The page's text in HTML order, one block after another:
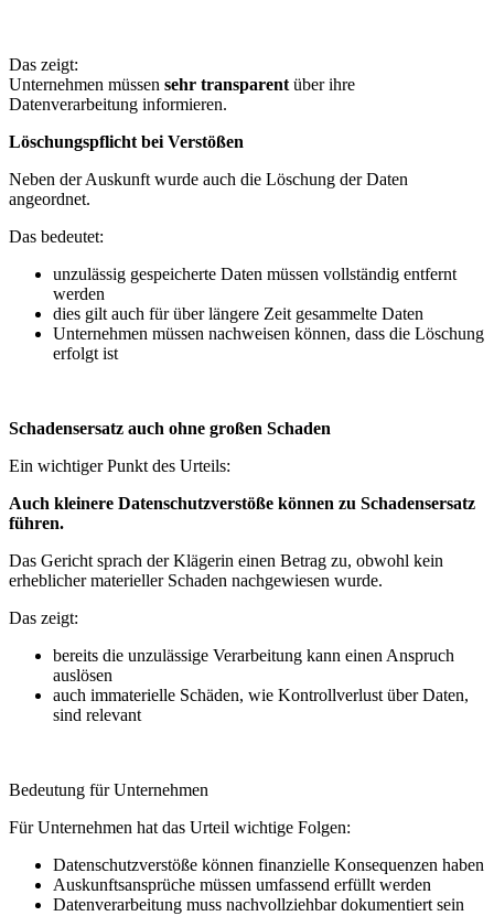
Das zeigt:
Unternehmen müssen sehr transparent über ihre
Datenverarbeitung informieren.
Löschungspflicht bei Verstößen
Neben der Auskunft wurde auch die Löschung der Daten
angeordnet.
Das bedeutet:
unzulässig gespeicherte Daten müssen vollständig entfernt
werden
dies gilt auch für über längere Zeit gesammelte Daten
Unternehmen müssen nachweisen können, dass die Löschung
erfolgt ist
Schadensersatz auch ohne großen Schaden
Ein wichtiger Punkt des Urteils:
Auch kleinere Datenschutzverstöße können zu Schadensersatz
führen.
Das Gericht sprach der Klägerin einen Betrag zu, obwohl kein
erheblicher materieller Schaden nachgewiesen wurde.
Das zeigt:
bereits die unzulässige Verarbeitung kann einen Anspruch
auslösen
auch immaterielle Schäden, wie Kontrollverlust über Daten,
sind relevant
Bedeutung für Unternehmen
Für Unternehmen hat das Urteil wichtige Folgen:
Datenschutzverstöße können finanzielle Konsequenzen haben
Auskunftsansprüche müssen umfassend erfüllt werden
Datenverarbeitung muss nachvollziehbar dokumentiert sein